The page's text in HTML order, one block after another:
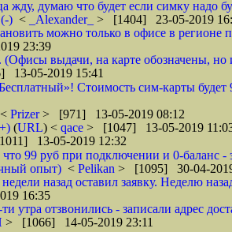
думаю что будет если симку надо
) < _Alexander_ > [1404] 23-05-2019
можно только в офисе в
23:39
выдачи, на карте обозначены, но
13-05-2019 15:41
Стоимость сим-карты
< Prizer> [971] 13-05-2019 08:12
(URL) < qace > [1047] 13-05-2019
13-05-2019 12:32
99 руб при подключении и 0-баланс -
опыт) < Pelikan > [1095] 30-04-
назад оставил заявку. Неделю
16:35
утра отзвонились - записали адрес
> [1066] 14-05-2019 23:11